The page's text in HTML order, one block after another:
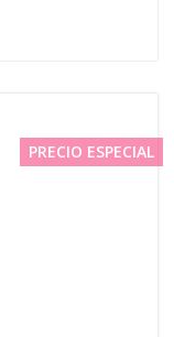
PRECIO ESPECIAL